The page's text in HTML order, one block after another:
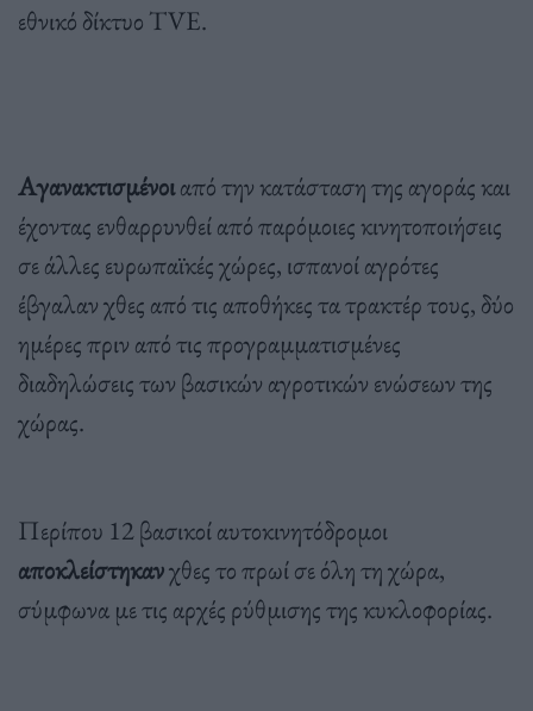
εθνικό δίκτυο TVE.
Αγανακτισμένοιαπό την κατάσταση της αγοράς και
έχοντας ενθαρρυνθεί από παρόμοιες κινητοποιήσεις
σε άλλες ευρωπαϊκές χώρες, ισπανοί αγρότες
έβγαλαν χθες από τις αποθήκες τα τρακτέρ τους, δύο
ημέρες πριν από τις προγραμματισμένες
διαδηλώσεις των βασικών αγροτικών ενώσεων της
χώρας.
Περίπου 12 βασικοί αυτοκινητόδρομοι
αποκλείστηκανχθες το πρωί σε όλη τη χώρα,
σύμφωνα με τις αρχές ρύθμισης της κυκλοφορίας.